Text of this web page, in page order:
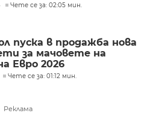
Чете се за: 02:05 мин.
пуска в продажба нова
за мачовете на
Евро 2026
Чете се за: 01:12 мин.
Реклама